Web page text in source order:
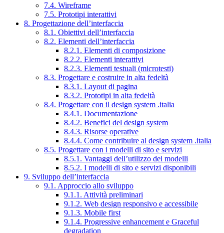
7.4. Wireframe
7.5. Prototipi interattivi
8. Progettazione dell’interfaccia
8.1. Obiettivi dell’interfaccia
8.2. Elementi dell’interfaccia
8.2.1. Elementi di composizione
8.2.2. Elementi interattivi
8.2.3. Elementi testuali (microtesti)
8.3. Progettare e costruire in alta fedeltà
8.3.1. Layout di pagina
8.3.2. Prototipi in alta fedeltà
8.4. Progettare con il design system .italia
8.4.1. Documentazione
8.4.2. Benefici del design system
8.4.3. Risorse operative
8.4.4. Come contribuire al design system .italia
8.5. Progettare con i modelli di sito e servizi
8.5.1. Vantaggi dell’utilizzo dei modelli
8.5.2. I modelli di sito e servizi disponibili
9. Sviluppo dell’interfaccia
9.1. Approccio allo sviluppo
9.1.1. Attività preliminari
9.1.2. Web design responsivo e accessibile
9.1.3. Mobile first
9.1.4. Progressive enhancement e Graceful
degradation